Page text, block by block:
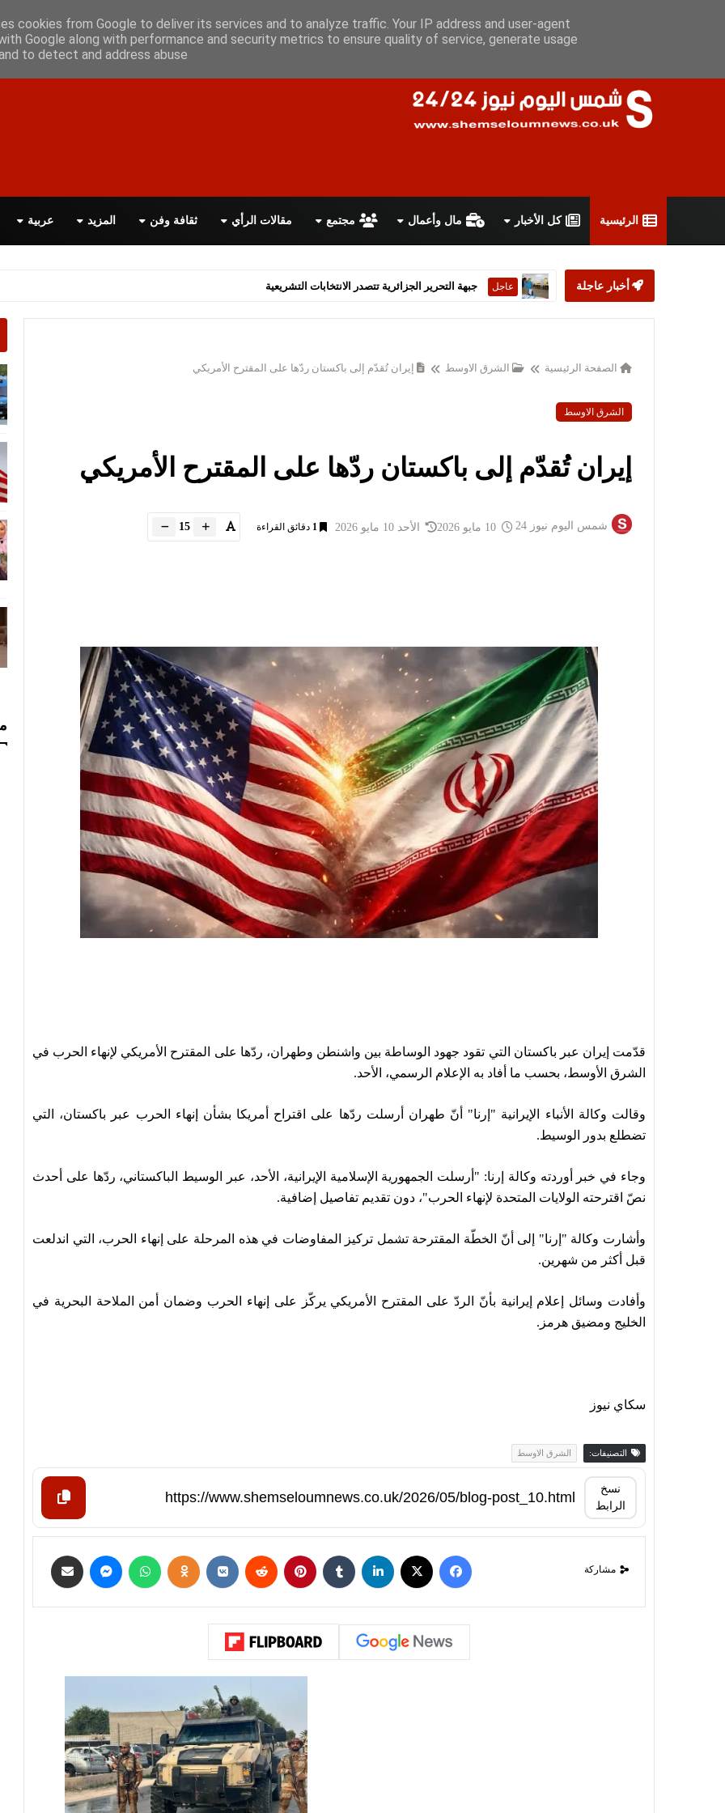
سياسة الخصوصية اتفاقية الاستخدام أعلن معانا اتصل بنا اقرأ الصحيفة PDF
الرئيسية كل الأخبار مال وأعمال مجتمع مقالات الرأي ثقافة وفن المزيد عربية
أخبار عاجلة عاجل ستارمر يعلن استقالته من رئاسة الحكومة البريطانية
الصفحة الرئيسية الشرق الاوسط إيران تُقدّم إلى باكستان ردّها على المقترح الأمريكي
الشرق الاوسط
إيران تُقدّم إلى باكستان ردّها على المقترح الأمريكي
شمس اليوم نيوز 24 الأحد 10 مايو 2026 1 دقائق القراءة 15
قدّمت إيران عبر باكستان التي تقود جهود الوساطة بين واشنطن وطهران، ردّها على المقترح الأمريكي لإنهاء الحرب في
الشرق الأوسط، بحسب ما أفاد به الإعلام الرسمي، الأحد.
وقالت وكالة الأنباء الإيرانية "إرنا" أنّ طهران أرسلت ردّها على اقتراح أمريكا بشأن إنهاء الحرب عبر باكستان، التي
تضطلع بدور الوسيط.
وجاء في خبر أوردته وكالة إرنا: "أرسلت الجمهورية الإسلامية الإيرانية، الأحد، عبر الوسيط الباكستاني، ردّها على أحدث
نصّ اقترحته الولايات المتحدة لإنهاء الحرب"، دون تقديم تفاصيل إضافية.
وأشارت وكالة "إرنا" إلى أنّ الخطّة المقترحة تشمل تركيز المفاوضات في هذه المرحلة على إنهاء الحرب، التي اندلعت
‌قبل ‌أكثر ⁠من شهرين.
وأفادت وسائل إعلام إيرانية بأنّ الردّ على المقترح الأمريكي يركّز على إنهاء الحرب وضمان أمن الملاحة البحرية في
الخليج ومضيق هرمز.
سكاي نيوز
التصنيفات: الشرق الاوسط
نسخ
الرابط
مشاركة
cookies from Google to deliver its services and to analyze traffic. Your IP address and user-agent
Google along with performance and security metrics to ensure quality of service, generate usage
to detect and address abuse.